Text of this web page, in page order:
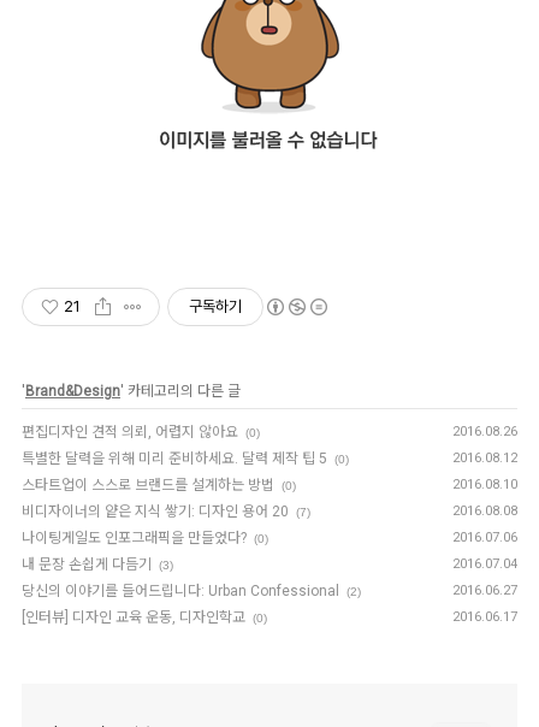
21 구독하기
' Brand&Design' 카테고리의 다른 글
편집디자인 견적 의뢰, 어렵지 않아요 (0) 2016.08.26
특별한 달력을 위해 미리 준비하세요. 달력 제작 팁 5 (0) 2016.08.12
스타트업이 스스로 브랜드를 설계하는 방법 (0) 2016.08.10
비디자이너의 얕은 지식 쌓기: 디자인 용어 20 (7) 2016.08.08
나이팅게일도 인포그래픽을 만들었다? (0) 2016.07.06
내 문장 손쉽게 다듬기 (3) 2016.07.04
당신의 이야기를 들어드립니다: Urban Confessional (2) 2016.06.27
[인터뷰] 디자인 교육 운동, 디자인학교 (0) 2016.06.17